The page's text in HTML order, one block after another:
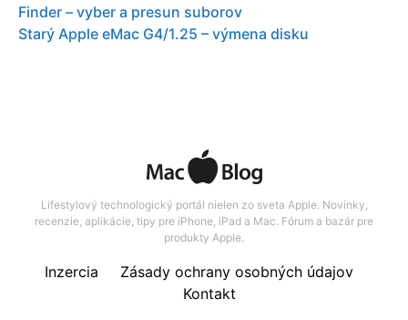
Finder – vyber a presun suborov
Starý Apple eMac G4/1.25 – výmena disku
Lifestylový technologický portál nielen zo sveta Apple. Novinky,
recenzie, aplikácie, tipy pre iPhone, iPad a Mac. Fórum a bazár pre
produkty Apple.
Inzercia
Zásady ochrany osobných údajov
Kontakt